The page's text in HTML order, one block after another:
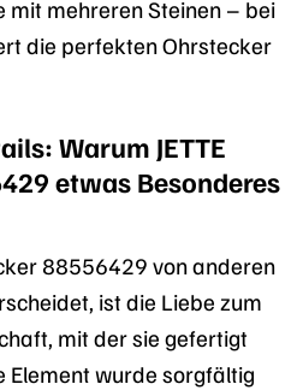
mit mehreren Steinen – bei
die perfekten Ohrstecker
Warum JETTE
etwas Besonderes
88556429 von anderen
ist die Liebe zum
mit der sie gefertigt
Element wurde sorgfältig